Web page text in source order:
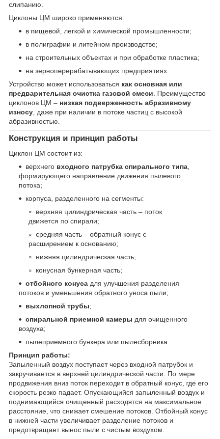
слипанию.
Циклоны ЦМ широко применяются:
в пищевой, легкой и химической промышленности;
в полиграфии и литейном производстве;
на строительных объектах и при обработке пластика;
на зерноперерабатывающих предприятиях.
Устройство может использоваться как основная или
предварительная очистка газовой смеси. Преимущество
циклонов ЦМ – низкая подверженность абразивному
износу, даже при наличии в потоке частиц с высокой
абразивностью.
Конструкция и принцип работы
Циклон ЦМ состоит из:
верхнего входного патрубка спирального типа,
формирующего направление движения пылевого
потока;
корпуса, разделенного на сегменты:
верхняя цилиндрическая часть – поток
движется по спирали;
средняя часть – обратный конус с
расширением к основанию;
нижняя цилиндрическая часть;
конусная бункерная часть;
отбойного конуса для улучшения разделения
потоков и уменьшения обратного уноса пыли;
выхлопной трубы;
спиральной приемной камеры для очищенного
воздуха;
пылеприемного бункера или пылесборника.
Принцип работы:
Запыленный воздух поступает через входной патрубок и
закручивается в верхней цилиндрической части. По мере
продвижения вниз поток переходит в обратный конус, где его
скорость резко падает. Опускающийся запыленный воздух и
поднимающийся очищенный расходятся на максимальное
расстояние, что снижает смешение потоков. Отбойный конус
в нижней части увеличивает разделение потоков и
предотвращает вынос пыли с чистым воздухом.